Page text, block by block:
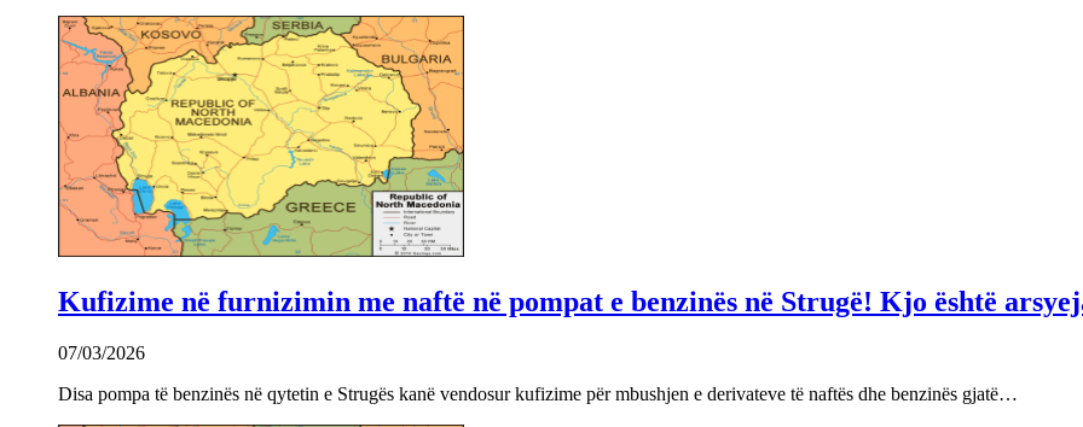
Kufizime në furnizimin me naftë në pompat e benzinës në Strugë! Kjo është
07/03/2026
Disa pompa të benzinës në qytetin e Strugës kanë vendosur kufizime për mbushjen e derivateve të naftës dhe benzinës gjatë…